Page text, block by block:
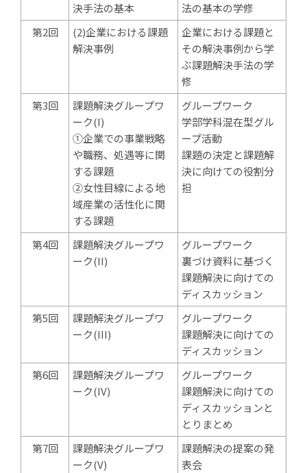
決手法の基本
法の基本の学修
第2回
(2)企業における課題
解決事例
企業における課題と
その解決事例から学
ぶ課題解決手法の学
修
第3回
課題解決グループワ
ーク(I)
①企業での事業戦略
や職務、処遇等に関
する課題
②女性目線による地
域産業の活性化に関
する課題
グループワーク
学部学科混在型グル
ープ活動
課題の決定と課題解
決に向けての役割分
担
第4回
課題解決グループワ
ーク(II)
グループワーク
裏づけ資料に基づく
課題解決に向けての
ディスカッション
第5回
課題解決グループワ
ーク(III)
グループワーク
課題解決に向けての
ディスカッション
第6回
課題解決グループワ
ーク(IV)
グループワーク
課題解決に向けての
ディスカッションと
とりまとめ
第7回
課題解決グループワ
ーク(V)
課題解決の提案の発
表会